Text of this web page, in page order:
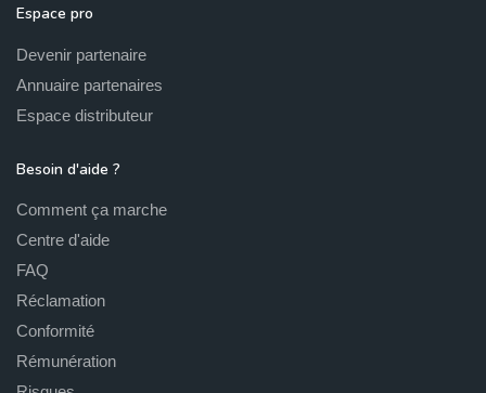
Espace pro
Devenir partenaire
Annuaire partenaires
Espace distributeur
Besoin d'aide ?
Comment ça marche
Centre d'aide
FAQ
Réclamation
Conformité
Rémunération